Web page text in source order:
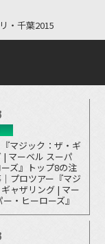
・千葉2015
マジック：ザ・ギ
| マーベル スーパ
ズ』トップ8の注
プロツアー『マジ
ャザリング | マー
・ヒーローズ』